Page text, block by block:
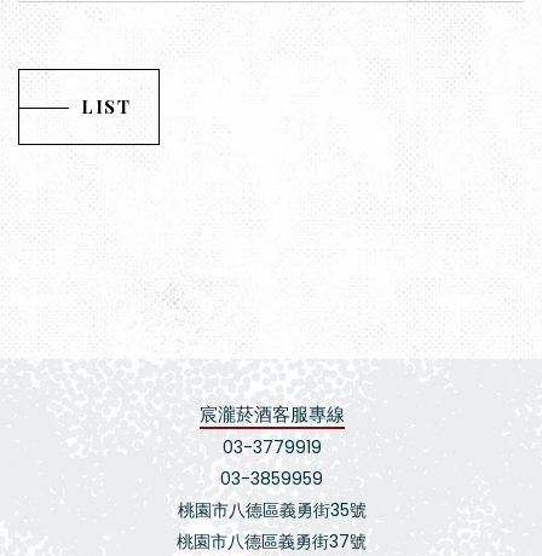
LIST
宸瀧菸酒客服專線
03-3779919
03-3859959
桃園市八德區義勇街35號
桃園市八德區義勇街37號